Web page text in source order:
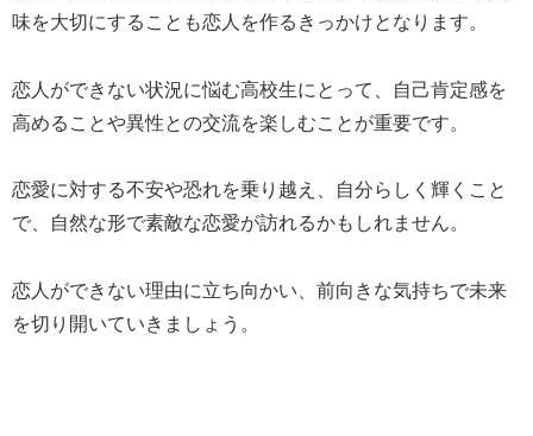
味を大切にすることも恋人を作るきっかけとなります。
恋人ができない状況に悩む高校生にとって、自己肯定感を
高めることや異性との交流を楽しむことが重要です。
恋愛に対する不安や恐れを乗り越え、自分らしく輝くこと
で、自然な形で素敵な恋愛が訪れるかもしれません。
恋人ができない理由に立ち向かい、前向きな気持ちで未来
を切り開いていきましょう。